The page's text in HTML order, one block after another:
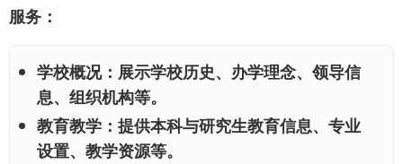
服务：
学校概况： 展示学校历史、办学理念、领导信
息、组织机构等。
教育教学： 提供本科与研究生教育信息、专业
设置、教学资源等。